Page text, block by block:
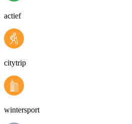
actief
citytrip
wintersport